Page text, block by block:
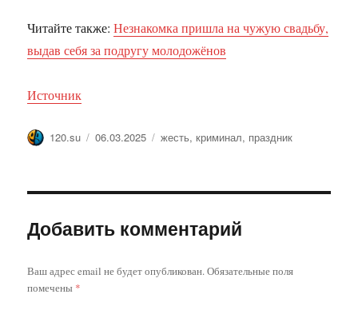
Читайте также:Незнакомка пришла на чужую свадьбу,
выдав себя за подругу молодожёнов
Источник
Автор
120.su Опубликовано
06.03.2025 Метки
жесть, криминал, праздник
Добавить комментарий
Ваш адрес email не будет опубликован.Обязательные поля
помечены *